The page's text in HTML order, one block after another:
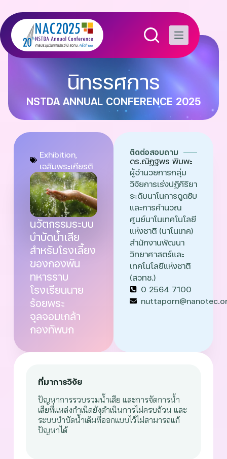
นิทรรศการ
NSTDA ANNUAL CONFERENCE 2025
Exhibition,
เฉลิมพระเกียรติ
นวัตกรรมระบบ
บำบัดน้ำเสีย
สำหรับโรงเลี้ยง
ของกองพัน
ทหารราบ
โรงเรียนนาย
ร้อยพระ
จุลจอมเกล้า
กองทัพบก
ติดต่อสอบถาม
ดร.ณัฏฐพร พิมพะ
ผู้อำนวยการกลุ่ม
วิจัยการเร่งปฏิกิริยา
ระดับนาโนการดูดซับ
และการคำนวณ
ศูนย์นาโนเทคโนโลยี
แห่งชาติ (นาโนเทค)
สำนักงานพัฒนา
วิทยาศาสตร์และ
เทคโนโลยีแห่งชาติ
(สวทช.)
0 2564 7100
ที่มาการวิจัย
ปัญหาการรวบรวมน้ำเสีย และการจัดการน้ำ
เสียที่แหล่งกำเนิดยังดำเนินการไม่ครบถ้วน และ
ระบบบำบัดน้ำเดิมที่ออกแบบไว้ไม่สามารถแก้
ปัญหาได้